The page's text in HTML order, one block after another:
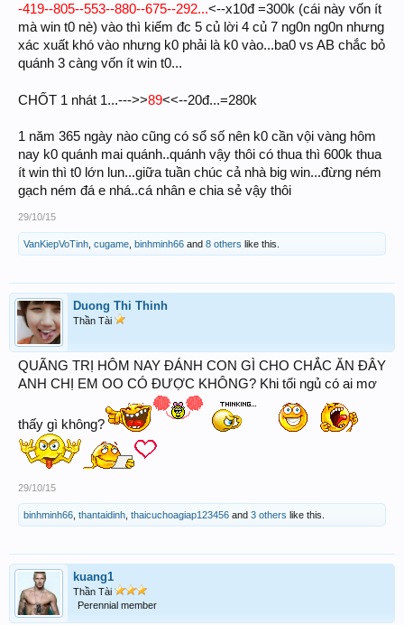
-419--805--553--880--675--292...<--x10đ =300k (cái này vốn ít
mà win t0 nè) vào thì kiếm đc 5 củ lời 4 củ 7 ng0n ng0n nhưng
xác xuất khó vào nhưng k0 phải là k0 vào...ba0 vs AB chắc bỏ
quánh 3 càng vốn ít win t0...
CHỐT 1 nhát 1...--->>89<<--20đ...=280k
1 năm 365 ngày nào cũng có sổ số nên k0 cần vội vàng hôm
nay k0 quánh mai quánh..quánh vậy thôi có thua thì 600k thua
ít win thì t0 lớn lun...giữa tuần chúc cả nhà big win...đừng ném
gạch ném đá e nhá..cá nhân e chia sẻ vậy thôi
29/10/15
VanKiepVoTinh cugame binhminh66 and 8 others like this.
Duong Thi Thinh
Thần Tài
QUÃNG TRỊ HÔM NAY ĐÁNH CON GÌ CHO CHẮC ĂN ĐÂY
ANH CHỊ EM OO CÓ ĐƯỢC KHÔNG? Khi tối ngủ có ai mơ
thấy gì không?
29/10/15
binhminh66 thantaidinh thaicuchoagiap123456 and 3 others like this.
kuang1
Thần Tài
Perennial member